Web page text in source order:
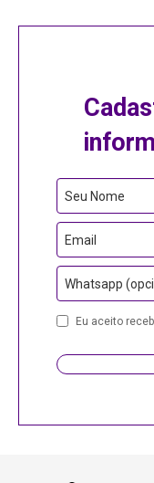
Seu Nome
Email
Whatsapp
Eu aceito